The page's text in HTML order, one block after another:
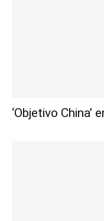
‘Objetivo China’